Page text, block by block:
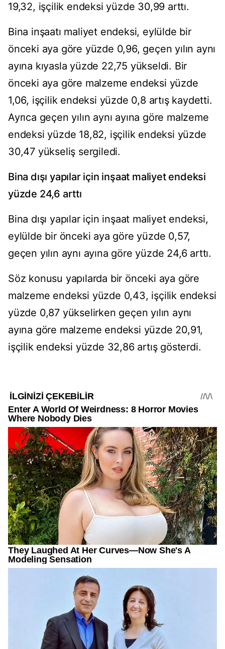
19,32, işçilik endeksi yüzde 30,99 arttı.
Bina inşaatı maliyet endeksi, eylülde bir
önceki aya göre yüzde 0,96, geçen yılın aynı
ayına kıyasla yüzde 22,75 yükseldi. Bir
önceki aya göre malzeme endeksi yüzde
1,06, işçilik endeksi yüzde 0,8 artış kaydetti.
Ayrıca geçen yılın aynı ayına göre malzeme
endeksi yüzde 18,82, işçilik endeksi yüzde
30,47 yükseliş sergiledi.
Bina dışı yapılar için inşaat maliyet endeksi
yüzde 24,6 arttı
Bina dışı yapılar için inşaat maliyet endeksi,
eylülde bir önceki aya göre yüzde 0,57,
geçen yılın aynı ayına göre yüzde 24,6 arttı.
Söz konusu yapılarda bir önceki aya göre
malzeme endeksi yüzde 0,43, işçilik endeksi
yüzde 0,87 yükselirken geçen yılın aynı
ayına göre malzeme endeksi yüzde 20,91,
işçilik endeksi yüzde 32,86 artış gösterdi.